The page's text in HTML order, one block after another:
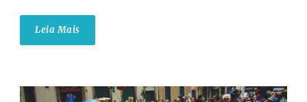
Leia Mais